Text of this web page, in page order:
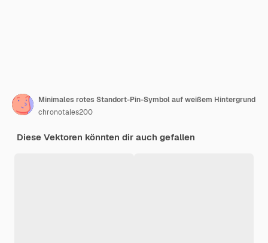
Minimales rotes Standort-Pin-Symbol auf weißem Hintergrund
chronotales200
Diese Vektoren könnten dir auch gefallen